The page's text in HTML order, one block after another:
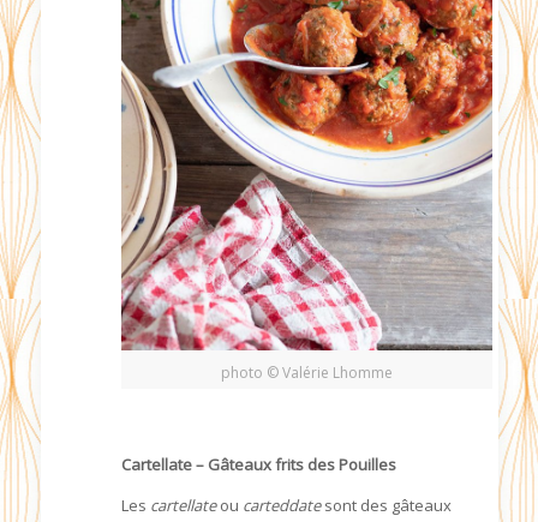
photo © Valérie Lhomme
Cartellate – Gâteaux frits des Pouilles
Les cartellateou carteddatesont des gâteaux